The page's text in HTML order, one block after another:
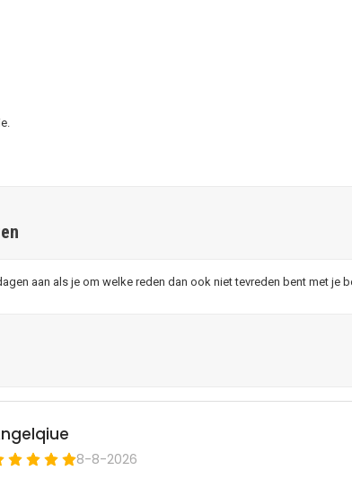
aan als je om welke reden dan ook niet tevreden bent met je